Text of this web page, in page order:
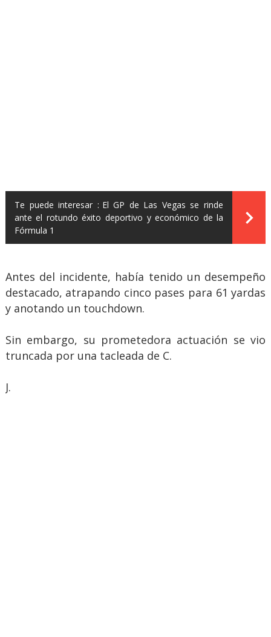
Te puede interesar : El GP de Las Vegas se rinde
ante el rotundo éxito deportivo y económico de la
Fórmula 1
Antes del incidente, había tenido un desempeño
destacado, atrapando cinco pases para 61 yardas
y anotando un touchdown.
Sin embargo, su prometedora actuación se vio
truncada por una tacleada de C.
J.